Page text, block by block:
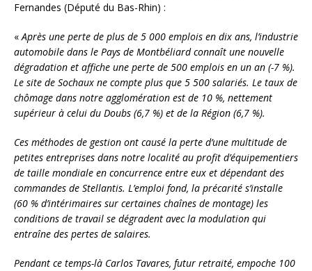
Fernandes (Député du Bas-Rhin) :
«Après une perte de plus de 5 000 emplois en dix ans, l’industrie
automobile dans le Pays de Montbéliard connaît une nouvelle
dégradation et affiche une perte de 500 emplois en un an (-7 %).
Le site de Sochaux ne compte plus que 5 500 salariés. Le taux de
chômage dans notre agglomération est de 10 %, nettement
supérieur à celui du Doubs (6,7 %) et de la Région (6,7 %).
Ces méthodes de gestion ont causé la perte d’une multitude de
petites entreprises dans notre localité au profit d’équipementiers
de taille mondiale en concurrence entre eux et dépendant des
commandes de Stellantis. L’emploi fond, la précarité s’installe
(60 % d’intérimaires sur certaines chaînes de montage) les
conditions de travail se dégradent avec la modulation qui
entraîne des pertes de salaires.
Pendant ce temps-là Carlos Tavares, futur retraité, empoche 100